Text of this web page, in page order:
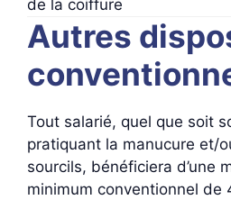
de la coiffure
Autres
Tout salarié, quel que soit
pratiquant la manucure et/
sourcils, bénéficiera d’une
minimum conventionnel de